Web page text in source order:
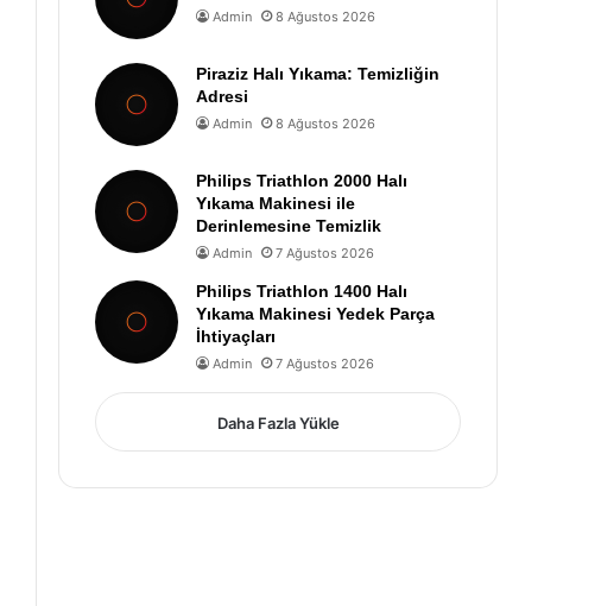
Admin 8 Ağustos 2026
Piraziz Halı Yıkama: Temizliğin
Adresi
Admin 8 Ağustos 2026
Philips Triathlon 2000 Halı
Yıkama Makinesi ile
Derinlemesine Temizlik
Admin 7 Ağustos 2026
Philips Triathlon 1400 Halı
Yıkama Makinesi Yedek Parça
İhtiyaçları
Admin 7 Ağustos 2026
Daha Fazla Yükle